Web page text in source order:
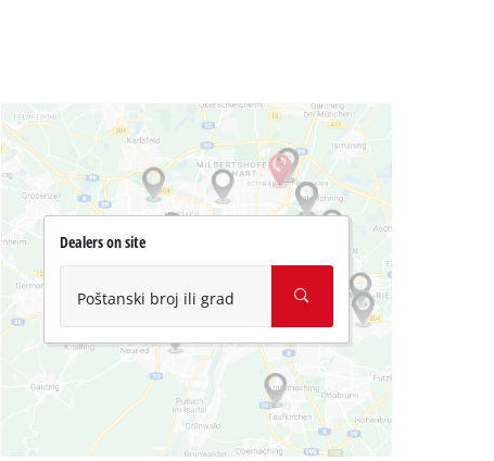
Dealers on site
Poštanski broj ili grad